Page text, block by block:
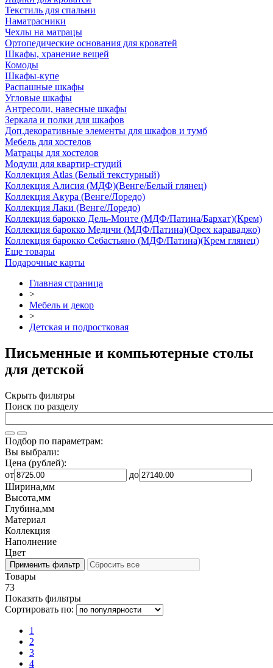
Текстиль для спальни
Наматрасники
Чехлы на матрацы
Ортопедические основания для кроватей
Шкафы, хранение вещей
Комоды
Шкафы-купе
Распашные шкафы
Угловые шкафы
Антресоли, навесные шкафы
Зеркала и полки для шкафов
Доп.декоративные элементы для шкафов и тумб
Мебель для хостелов
Матрацы для хостелов
Модули для квартир-студий
Коллекция Atlas (Белый текстурный)
Коллекция Алисия (МДФ)(Венге/Белый глянец)
Коллекция Акура (Венге/Лоредо)
Коллекция Лаки (Венге/Лоредо)
Коллекция барокко Дель-Монте (МДФ/Патина/Бархат)(Крем)
Коллекция барокко Медичи (МДФ/Патина)(Орех караваджо)
Коллекция барокко Себастьяно (МДФ/Патина)(Крем глянец)
Еще товары
Подарочные карты
Главная страница
>
Мебель и декор
>
Детская и подростковая
Письменные и компьютерные столы
для детской
Скрыть фильтры
Поиск по разделу
Подбор по параметрам:
Вы выбрали:
Цена (рублей):
от
до
Ширина,мм
Высота,мм
Глубина,мм
Материал
Коллекция
Наполнение
Цвет
Товары
73
Показать фильтры
Сортировать по:
1
2
3
4